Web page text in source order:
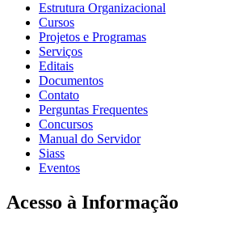
Estrutura Organizacional
Cursos
Projetos e Programas
Serviços
Editais
Documentos
Contato
Perguntas Frequentes
Concursos
Manual do Servidor
Siass
Eventos
Acesso à Informação